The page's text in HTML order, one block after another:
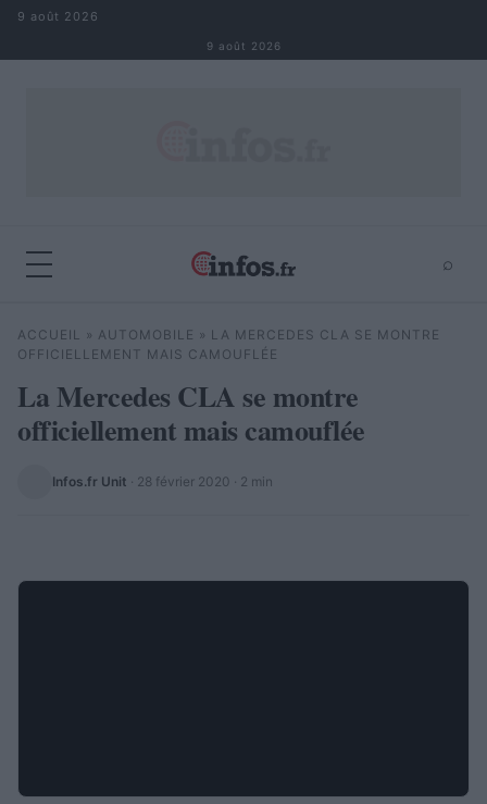
Aller au contenu
9 août 2026
9 août 2026
⌕
Rechercher ⌕
ACCUEIL » AUTOMOBILE » LA MERCEDES CLA SE MONTRE
OFFICIELLEMENT MAIS CAMOUFLÉE
La Mercedes CLA se montre
officiellement mais camouflée
Infos.fr Unit · 28 février 2020 · 2 min